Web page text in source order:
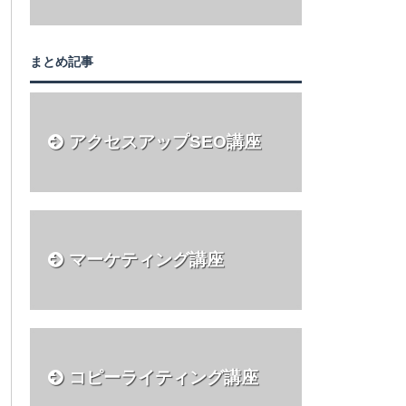
まとめ記事
アクセスアップSEO講座
マーケティング講座
コピーライティング講座